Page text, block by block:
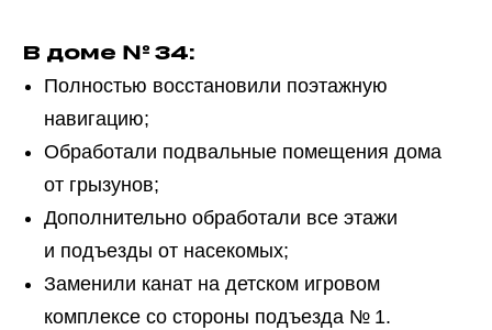
В доме № 34:
Полностью восстановили поэтажную
навигацию;
Обработали подвальные помещения дома
от грызунов;
Дополнительно обработали все этажи
и подъезды от насекомых;
Заменили канат на детском игровом
комплексе со стороны подъезда № 1.